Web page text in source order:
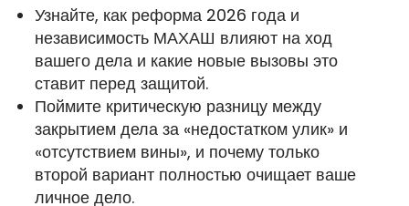
Узнайте, как реформа 2026 года и
независимость МАХАШ влияют на ход
вашего дела и какие новые вызовы это
ставит перед защитой.
Поймите критическую разницу между
закрытием дела за «недостатком улик» и
«отсутствием вины», и почему только
второй вариант полностью очищает ваше
личное дело.